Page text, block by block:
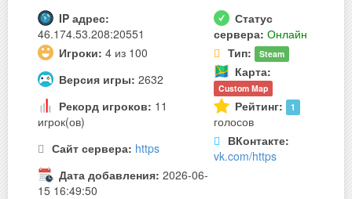
IP адрес:
46.174.53.208:20551
Статус
сервера: Онлайн
Игроки: 4 из 100 Тип: Steam
Версия игры: 2632 Карта:
Custom Map
Рекорд игроков: 11
игрок(ов)
Рейтинг: 1
голосов
Сайт сервера: https
ВКонтакте:
vk.com/https
Дата добавления: 2026-06-
15 16:49:50